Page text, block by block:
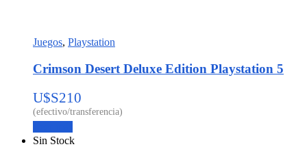
Juegos, Playstation
Crimson Desert Deluxe Edition Playstation 5
U$S210
Sin Stock